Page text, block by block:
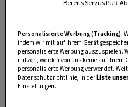
Bereits Servus PUR-
Personalisierte Werbung (Tracking):
indem wir mit auf Ihrem Gerät
personalisierte Werbung auszuspielen.
nutzen, werden von uns keine auf
personalisierte Werbung verwendet.
Datenschutzrichtlinie, in derListe
Einstellungen.